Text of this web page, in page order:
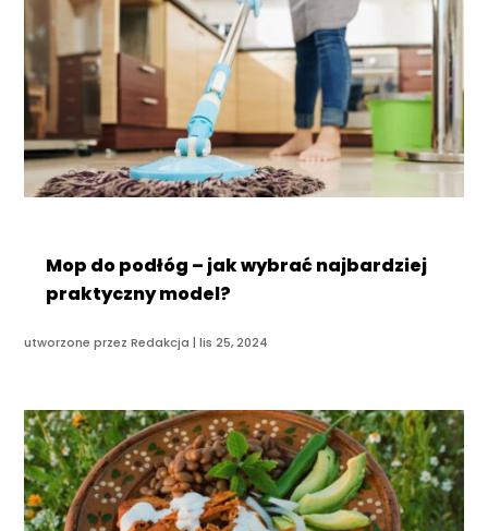
Mop do podłóg – jak wybrać najbardziej
praktyczny model?
utworzone przezRedakcja |lis 25, 2024